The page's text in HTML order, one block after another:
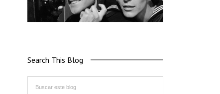
Search This Blog